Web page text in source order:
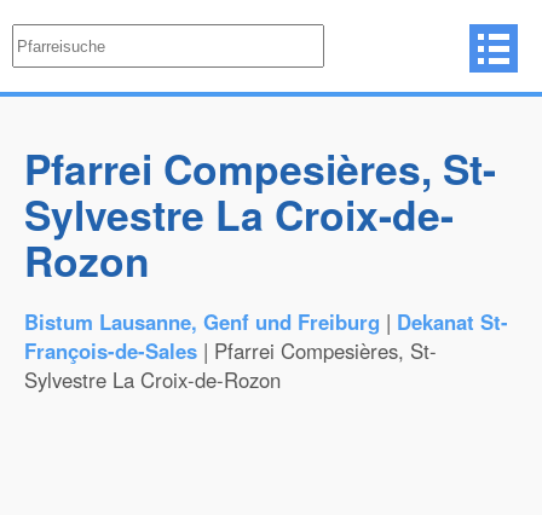
Pfarrei Compesières, St-
Sylvestre La Croix-de-
Rozon
Bistum Lausanne, Genf und Freiburg | Dekanat St-
François-de-Sales | Pfarrei Compesières, St-
Sylvestre La Croix-de-Rozon